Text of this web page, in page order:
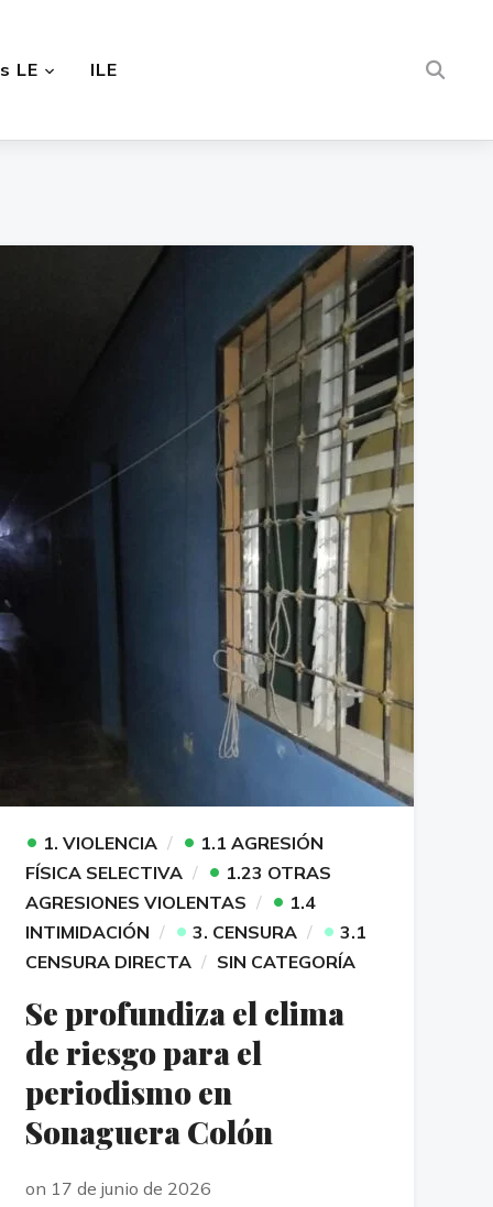
LE ILE
• 1. VIOLENCIA • 1.1 AGRESIÓN
FÍSICA SELECTIVA
• 1.23 OTRAS
AGRESIONES VIOLENTAS
• 1.4
INTIMIDACIÓN
• 3. CENSURA • 3.1
CENSURA DIRECTA
SIN CATEGORÍA
Se profundiza el clima
de riesgo para el
periodismo en
Sonaguera Colón
on 17 de junio de 2026